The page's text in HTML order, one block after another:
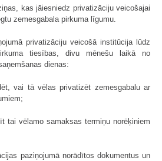
kas jāiesniedz privatizāciju veicošajai
zemesgabala pirkuma līgumu.
privatizāciju veicošā institūcija lūdz
tiesības, divu mēnešu laikā no
dienas:
vai tā vēlas privatizēt zemesgabalu ar
tai vēlamo samaksas termiņu norēķiniem
paziņojumā norādītos dokumentus un